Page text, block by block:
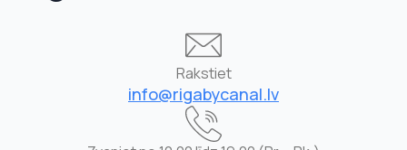
Rakstiet
info@rigabycanal.lv